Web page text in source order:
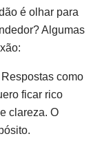
é olhar para
Algumas
Respostas como
ficar rico
clareza. O